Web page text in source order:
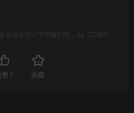
支持关注一下吧我们吧，by_CGART
赞 7 收藏